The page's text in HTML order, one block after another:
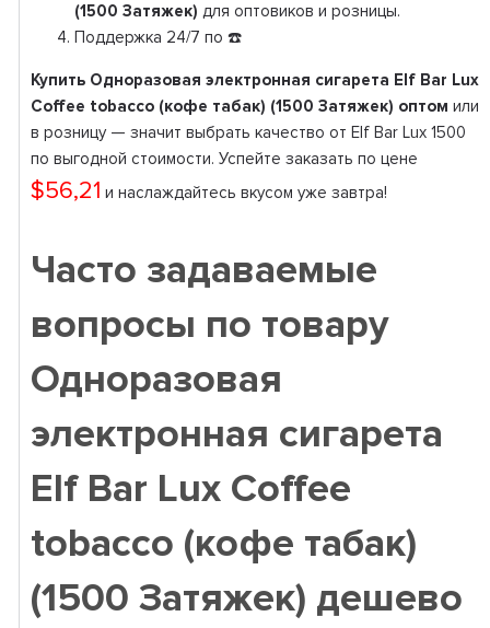
(1500 Затяжек) для оптовиков и розницы.
Поддержка 24/7 по ☎️
Купить Одноразовая электронная сигарета Elf Bar Lux
Coffee tobacco (кофе табак) (1500 Затяжек) оптом или
в розницу — значит выбрать качество от Elf Bar Lux 1500
по выгодной стоимости. Успейте заказать по цене
$56,21 и наслаждайтесь вкусом уже завтра!
Часто задаваемые
вопросы по товару
Одноразовая
электронная сигарета
Elf Bar Lux Coffee
tobacco (кофе табак)
(1500 Затяжек) дешево